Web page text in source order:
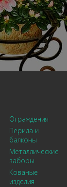
Ограждения
Перила и
балконы
Металлические
заборы
Кованые
изделия